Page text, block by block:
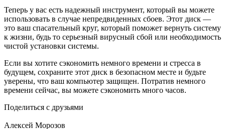
Теперь у вас есть надежный инструмент, который вы можете
использовать в случае непредвиденных сбоев. Этот диск —
это ваш спасательный круг, который поможет вернуть систему
к жизни, будь то серьезный вирусный сбой или необходимость
чистой установки системы.
Если вы хотите сэкономить немного времени и стресса в
будущем, сохраните этот диск в безопасном месте и будьте
уверены, что ваш компьютер защищен. Потратив немного
времени сейчас, вы можете сэкономить много часов.
Поделиться с друзьями
Алексей Морозов